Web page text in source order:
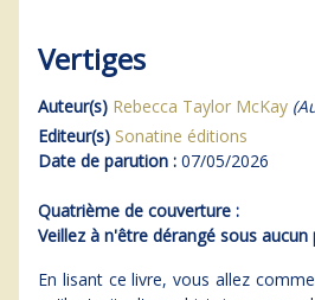
Vertiges
Auteur(s) Rebecca Taylor McKay
Editeur(s) Sonatine éditions
Date de parution : 07/05/2026
Quatrième de couverture :
Veillez à n'être dérangé sous aucun
En lisant ce livre, vous allez